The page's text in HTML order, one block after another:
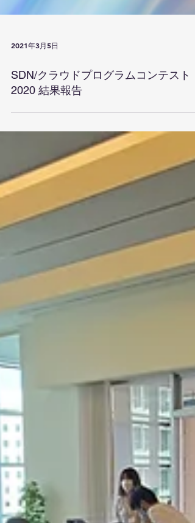
2021年3月5日
SDN/クラウドプログラムコンテスト
2020 結果報告